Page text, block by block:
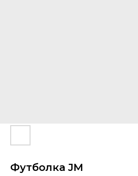
Футболка JM